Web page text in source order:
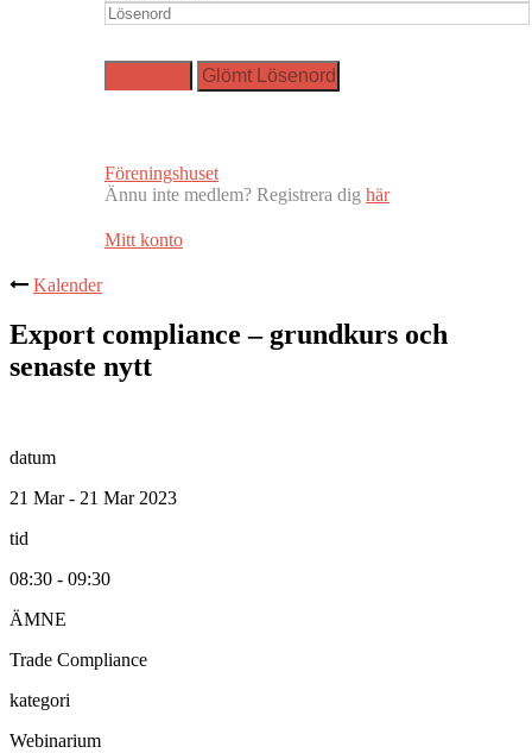
Föreningshuset
Ännu inte medlem? Registrera dig här
Mitt konto
Kalender
Export compliance – grundkurs och
senaste nytt
datum
21 Mar - 21 Mar 2023
tid
08:30 - 09:30
ÄMNE
Trade Compliance
kategori
Webinarium